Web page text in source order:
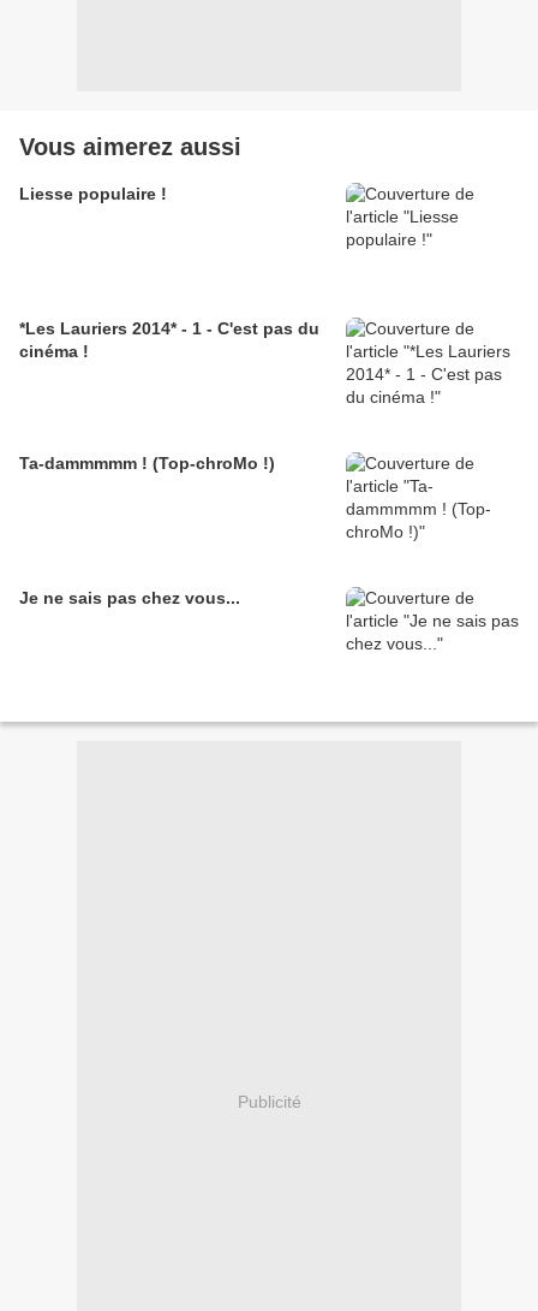
Vous aimerez aussi
Liesse populaire !
*Les Lauriers 2014* - 1 - C'est pas du
cinéma !
Ta-dammmmm ! (Top-chroMo !)
Je ne sais pas chez vous...
Publicité